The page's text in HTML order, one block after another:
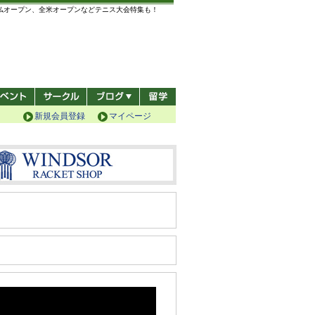
ープン、全米オープンなどテニス大会特集も！
マイページ
新規会員登録